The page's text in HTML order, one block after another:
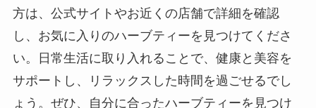
方は、公式サイトやお近くの店舗で詳細を確認
し、お気に入りのハーブティーを見つけてくださ
い。日常生活に取り入れることで、健康と美容を
サポートし、リラックスした時間を過ごせるでし
ょう。ぜひ、自分に合ったハーブティーを見つけ